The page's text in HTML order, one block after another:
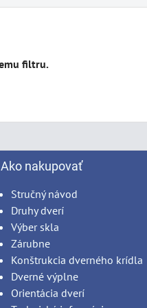
Ako nakupovať
Stručný návod
Druhy dverí
Výber skla
Zárubne
Konštrukcia dverného krídla
Dverné výplne
Orientácia dverí